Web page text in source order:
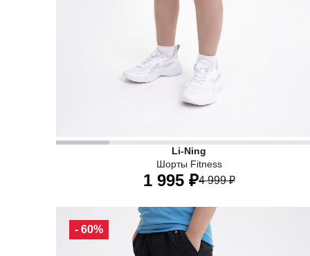
Li-Ning
Шорты Fitness
• Детские спортивные шорты из
1 995 ₽4 999 ₽
130 140 150
- 60%